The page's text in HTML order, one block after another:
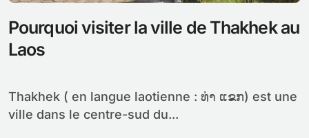
Pourquoi visiter la ville de Thakhek au
Laos
Thakhek ( en langue laotienne : ທ່າ ແຂກ) est une
ville dans le centre-sud du...